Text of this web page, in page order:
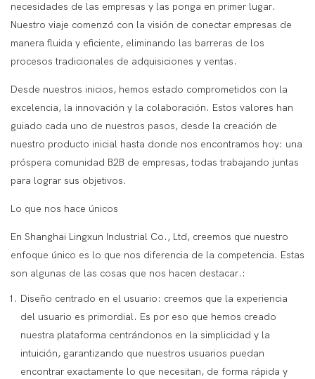
necesidades de las empresas y las ponga en primer lugar.
Nuestro viaje comenzó con la visión de conectar empresas de
manera fluida y eficiente, eliminando las barreras de los
procesos tradicionales de adquisiciones y ventas.
Desde nuestros inicios, hemos estado comprometidos con la
excelencia, la innovación y la colaboración. Estos valores han
guiado cada uno de nuestros pasos, desde la creación de
nuestro producto inicial hasta donde nos encontramos hoy: una
próspera comunidad B2B de empresas, todas trabajando juntas
para lograr sus objetivos.
Lo que nos hace únicos
En Shanghai Lingxun Industrial Co., Ltd, creemos que nuestro
enfoque único es lo que nos diferencia de la competencia. Estas
son algunas de las cosas que nos hacen destacar.:
Diseño centrado en el usuario: creemos que la experiencia
del usuario es primordial. Es por eso que hemos creado
nuestra plataforma centrándonos en la simplicidad y la
intuición, garantizando que nuestros usuarios puedan
encontrar exactamente lo que necesitan, de forma rápida y